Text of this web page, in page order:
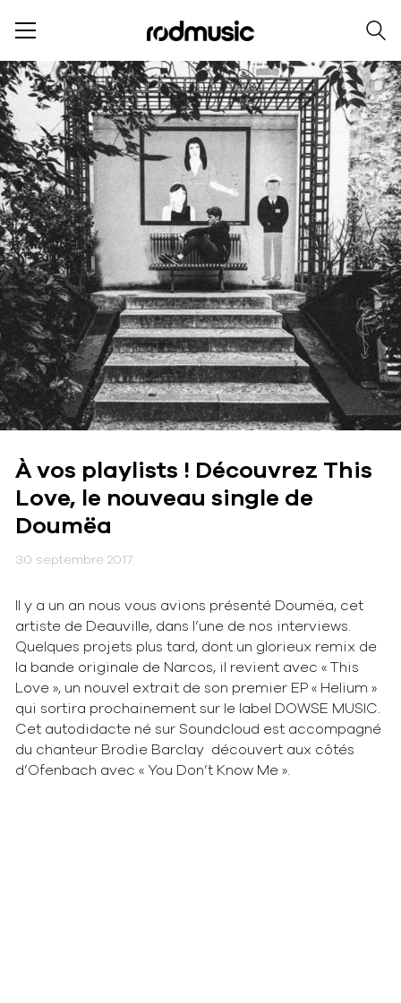
À vos playlists ! Découvrez This
Love, le nouveau single de
Doumëa
30 septembre 2017
Il y a un an nous vous avions présenté Doumëa, cet
artiste de Deauville, dans l’une de nos interviews.
Quelques projets plus tard, dont un glorieux remix de
la bande originale de Narcos, il revient avec « This
Love », un nouvel extrait de son premier EP « Helium »
qui sortira prochainement sur le label DOWSE MUSIC.
Cet autodidacte né sur Soundcloud est accompagné
du chanteur Brodie Barclay découvert aux côtés
d’Ofenbach avec « You Don’t Know Me ».